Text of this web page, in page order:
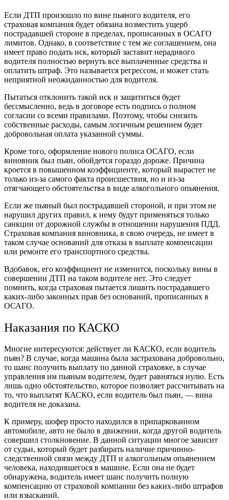
Если ДТП произошло по вине пьяного водителя, его
страховая компания будет обязана возместить ущерб
пострадавшей стороне в пределах, прописанных в ОСАГО
лимитов. Однако, в соответствие с тем же соглашением, она
имеет право подать иск, который заставит нерадивого
водителя полностью вернуть все выплаченные средства и
оплатить штраф. Это называется регрессом, и может стать
неприятной неожиданностью для водителя.
Пытаться отклонить такой иск и защититься будет
бессмысленно, ведь в договоре есть подпись о полном
согласии со всеми правилами. Поэтому, чтобы снизить
собственные расходы, самым логичным решением будет
добровольная оплата указанной суммы.
Кроме того, оформление нового полиса ОСАГО, если
виновник был пьян, обойдется гораздо дороже. Причина
кроется в повышенном коэффициенте, который вырастет не
только из-за самого факта происшествия, но и из-за
отягчающего обстоятельства в виде алкогольного опьянения.
Если же пьяный был пострадавшей стороной, и при этом не
нарушил других правил, к нему будут применяться только
санкции от дорожной службы в отношении нарушения ПДД.
Страховая компания виновника, в свою очередь, не имеет в
таком случае оснований для отказа в выплате компенсации
или ремонте его транспортного средства.
Вдобавок, его коэффициент не изменится, поскольку вины в
совершении ДТП на таком водителе нет. Это следует
помнить, когда страховая пытается лишить пострадавшего
каких-либо законных прав без оснований, прописанных в
ОСАГО.
Наказания по КАСКО
Многие интересуются: действует ли КАСКО, если водитель
пьян? В случае, когда машина была застрахована добровольно,
то шанс получить выплату по данной страховке, в случае
управления им пьяным водителем, будет равняться нулю. Есть
лишь одно обстоятельство, которое позволяет рассчитывать на
то, что выплатят КАСКО, если водитель был пьян, — вина
водителя не доказана.
К примеру, шофер просто находился в припаркованном
автомобиле, авто не было в движении, когда другой водитель
совершил столкновение. В данной ситуации многое зависит
от судьи, который будет разбирать наличие причинно-
следственной связи между ДТП и алкогольным опьянением
человека, находившегося в машине. Если она не будет
обнаружена, водитель имеет шанс получить полную
компенсацию от страховой компании без каких-либо штрафов
или взысканий.